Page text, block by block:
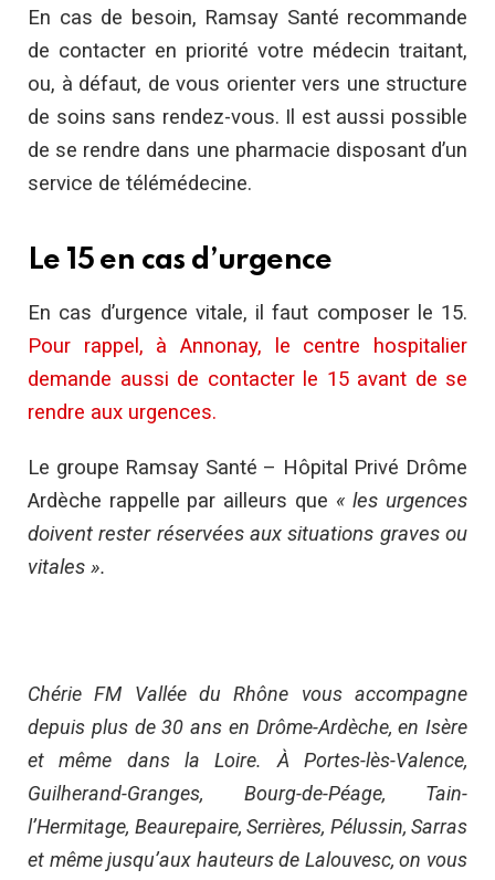
En cas de besoin, Ramsay Santé recommande
de contacter en priorité votre médecin traitant,
ou, à défaut, de vous orienter vers une structure
de soins sans rendez-vous. Il est aussi possible
de se rendre dans une pharmacie disposant d’un
service de télémédecine.
Le 15 en cas d’urgence
En cas d’urgence vitale, il faut composer le 15.
Pour rappel, à Annonay, le centre hospitalier
demande aussi de contacter le 15 avant de se
rendre aux urgences.
Le groupe Ramsay Santé – Hôpital Privé Drôme
Ardèche rappelle par ailleurs que « les urgences
doivent rester réservées aux situations graves ou
vitales ».
Chérie FM Vallée du Rhône vous accompagne
depuis plus de 30 ans en Drôme-Ardèche, en Isère
et même dans la Loire. À Portes-lès-Valence,
Guilherand-Granges, Bourg-de-Péage, Tain-
l’Hermitage, Beaurepaire, Serrières, Pélussin, Sarras
et même jusqu’aux hauteurs de Lalouvesc, on vous